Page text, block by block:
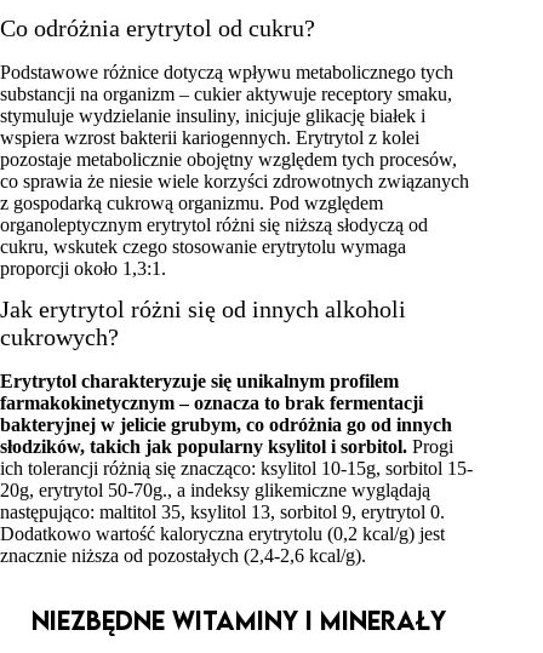
Co odróżnia erytrytol od cukru?
Podstawowe różnice dotyczą wpływu metabolicznego tych
substancji na organizm – cukier aktywuje receptory smaku,
stymuluje wydzielanie insuliny, inicjuje glikację białek i
wspiera wzrost bakterii kariogennych. Erytrytol z kolei
pozostaje metabolicznie obojętny względem tych procesów,
co sprawia że niesie wiele korzyści zdrowotnych związanych
z gospodarką cukrową organizmu. Pod względem
organoleptycznym erytrytol różni się niższą słodyczą od
cukru, wskutek czego stosowanie erytrytolu wymaga
proporcji około 1,3:1.
Jak erytrytol różni się od innych alkoholi
cukrowych?
Erytrytol charakteryzuje się unikalnym profilem
farmakokinetycznym – oznacza to brak fermentacji
bakteryjnej w jelicie grubym, co odróżnia go od innych
słodzików, takich jak popularny ksylitol i sorbitol. Progi
ich tolerancji różnią się znacząco: ksylitol 10-15g, sorbitol 15-
20g, erytrytol 50-70g., a indeksy glikemiczne wyglądają
następująco: maltitol 35, ksylitol 13, sorbitol 9, erytrytol 0.
Dodatkowo wartość kaloryczna erytrytolu (0,2 kcal/g) jest
znacznie niższa od pozostałych (2,4-2,6 kcal/g).
Niezbędne Witaminy i minerały